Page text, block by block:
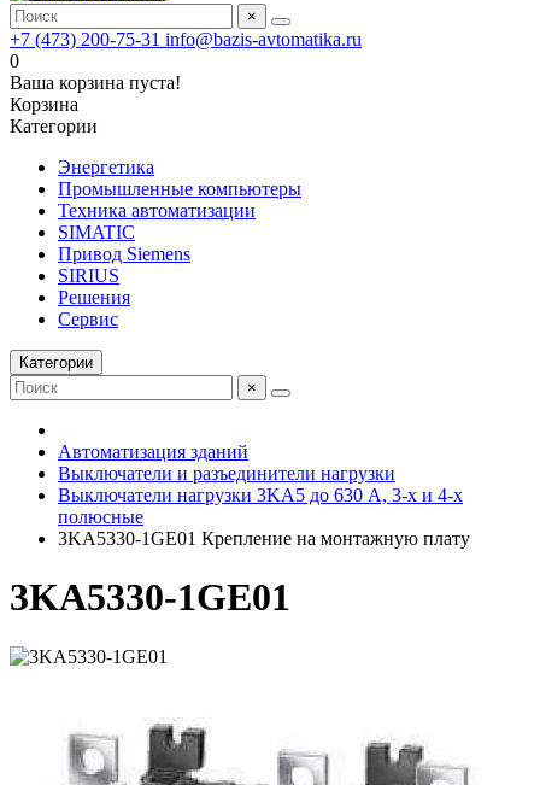
×
+7 (473) 200-75-31 info@bazis-avtomatika.ru
0
Ваша корзина пуста!
Корзина
Категории
Энергетика
Промышленные компьютеры
Техника автоматизации
SIMATIC
Привод Siemens
SIRIUS
Решения
Сервис
Категории
×
Автоматизация зданий
Выключатели и разъединители нагрузки
Выключатели нагрузки 3KA5 до 630 A, 3-х и 4-х
полюсные
3KA5330-1GE01 Крепление на монтажную плату
3KA5330-1GE01